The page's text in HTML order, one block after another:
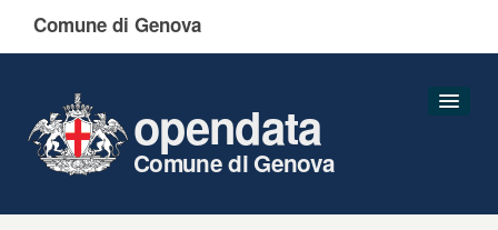
Comune di Genova
opendata
Comune di Genova